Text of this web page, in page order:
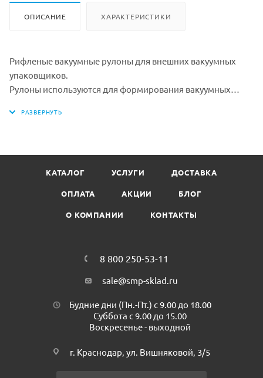
ОПИСАНИЕ ХАРАКТЕРИСТИКИ
Рифленые вакуумные рулоны для внешних вакуумных
упаковщиков.
Рулоны используются для формирования вакуумных
целью их длительного хранения.
Ширина: 400мм
Материал: РА/РЕ
КАТАЛОГ УСЛУГИ ДОСТАВКА
ОПЛАТА АКЦИИ БЛОГ
О КОМПАНИИ КОНТАКТЫ
8 800 250-53-11
sale@smp-sklad.ru
Будние дни (Пн.-Пт.) с 9.00 до 18.00
Суббота с 9.00 до 15.00
Воскресенье - выходной
г. Краснодар, ул. Вишняковой, 3/5